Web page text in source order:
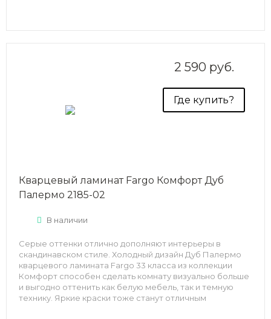
2 590 руб.
Где купить?
Кварцевый ламинат Fargo Комфорт Дуб
Палермо 2185-02
В наличии
Серые оттенки отлично дополняют интерьеры в
скандинавском стиле. Холодный дизайн Дуб Палермо
кварцевого ламината Fargo 33 класса из коллекции
Комфорт способен сделать комнату визуально больше
и выгодно оттенить как белую мебель, так и темную
технику. Яркие краски тоже станут отличным